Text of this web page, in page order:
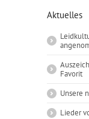
Aktuelles
Favorit
Unsere
Lieder